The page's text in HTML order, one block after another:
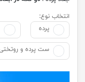
انتخاب نوع:
پرده
ست پرده و روتختی 2نفره (6تکه) [+5,665,000